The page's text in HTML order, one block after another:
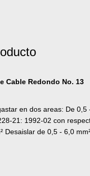
Cable Redondo No. 13
en dos areas: De 0,5
21: 1992-02 con
Desaislar de 0,5 - 6,0